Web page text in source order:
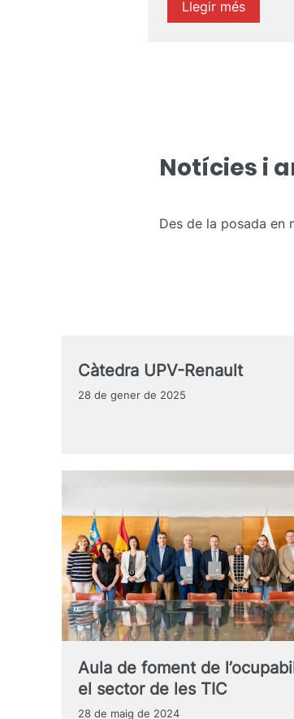
Llegir més
Notícies i
Des de la posada en
Càtedra UPV-Renault
28 de gener de 2025
Aula de foment de
el sector de les TIC
28 de maig de 2024